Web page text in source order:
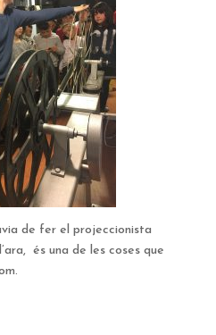
de fer el projeccionista
és una de les coses que